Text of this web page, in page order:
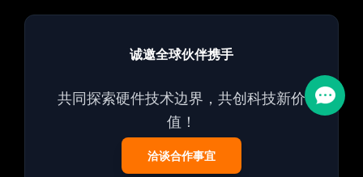
诚邀全球伙伴携手
共同探索硬件技术边界，共创科技新价
值！
洽谈合作事宜